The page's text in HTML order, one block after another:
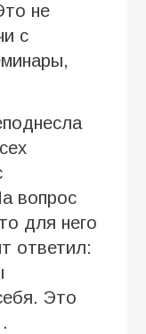
не
с
вопрос
для него
ответил:
Это